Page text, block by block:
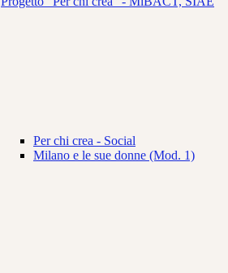
Per chi crea - Social
Milano e le sue donne (Mod. 1)